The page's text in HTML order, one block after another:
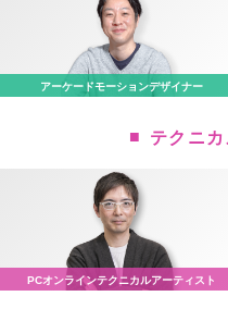
アーケードモーションデザイナー
テクニ
PCオンラインテクニカルアーティスト